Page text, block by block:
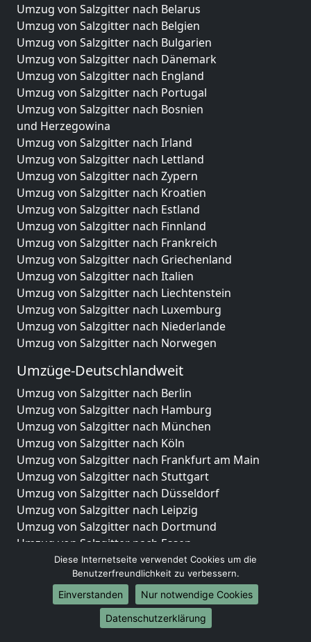
Umzug von Salzgitter nach Belarus
Umzug von Salzgitter nach Belgien
Umzug von Salzgitter nach Bulgarien
Umzug von Salzgitter nach Dänemark
Umzug von Salzgitter nach England
Umzug von Salzgitter nach Portugal
Umzug von Salzgitter nach Bosnien
und Herzegowina
Umzug von Salzgitter nach Irland
Umzug von Salzgitter nach Lettland
Umzug von Salzgitter nach Zypern
Umzug von Salzgitter nach Kroatien
Umzug von Salzgitter nach Estland
Umzug von Salzgitter nach Finnland
Umzug von Salzgitter nach Frankreich
Umzug von Salzgitter nach Griechenland
Umzug von Salzgitter nach Italien
Umzug von Salzgitter nach Liechtenstein
Umzug von Salzgitter nach Luxemburg
Umzug von Salzgitter nach Niederlande
Umzug von Salzgitter nach Norwegen
Umzüge-Deutschlandweit
Umzug von Salzgitter nach Berlin
Umzug von Salzgitter nach Hamburg
Umzug von Salzgitter nach München
Umzug von Salzgitter nach Köln
Umzug von Salzgitter nach Frankfurt am Main
Umzug von Salzgitter nach Stuttgart
Umzug von Salzgitter nach Düsseldorf
Umzug von Salzgitter nach Leipzig
Umzug von Salzgitter nach Dortmund
Umzug von Salzgitter nach Essen
Umzug von Salzgitter nach Bremen
Umzug von Salzgitter nach Dresden
Umzug von Salzgitter nach Hannover
Umzug von Salzgitter nach Nürnberg
Umzug von Salzgitter nach Duisburg
Diese Internetseite verwendet Cookies um die
Benutzerfreundlichkeit zu verbessern.
Einverstanden
Nur notwendige Cookies
Datenschutzerklärung